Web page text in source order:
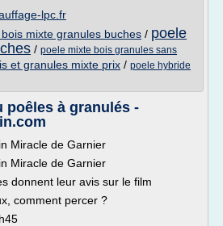
lpc.fr
mixte granules buches / poele
/ poele mixte bois granules sans
et granules mixte prix / poele hybride
poêles à granulés -
Miracle de Garnier
Miracle de Garnier
donnent leur avis sur le film
comment percer ?